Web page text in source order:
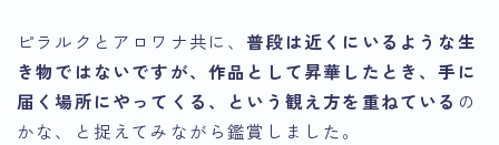
ピラルクとアロワナ共に、 普段は近くにいるような生
き物ではないですが、作品として昇華したとき、手に
届く場所にやってくる、という観え方を重ねている の
かな、と捉えてみながら鑑賞しました。